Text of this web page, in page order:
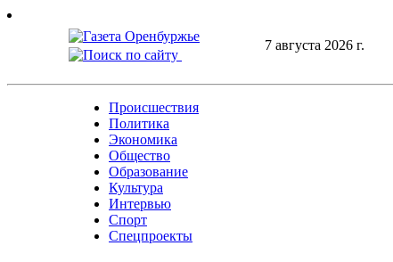
Skip
7 августа 2026 г.
Происшествия
Политика
Экономика
Общество
Образование
Культура
Интервью
Спорт
Спецпроекты